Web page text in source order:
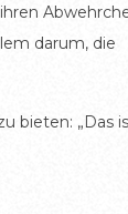
darum, die
bieten: „Das